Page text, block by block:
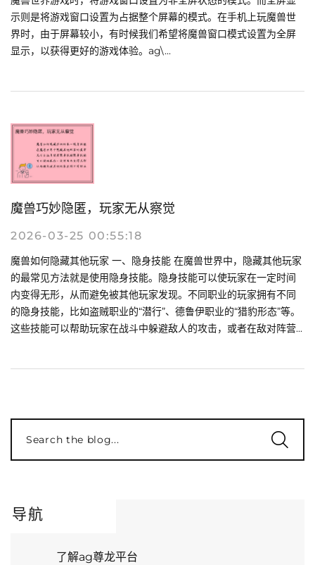
示则是将游戏窗口设置为占据整个屏幕的模式。在手机上玩魔兽世
界时，由于屏幕较小，有时候我们希望将魔兽窗口模式设置为全屏
显示，以获得更好的游戏体验。ag\...
魔兽巧妙隐匿，玩家无从察觉
2026-03-25 00:55:18
魔兽如何隐藏其他玩家 一、隐身技能 在魔兽世界中，隐藏其他玩家
的最常见方法就是使用隐身技能。隐身技能可以使玩家在一定时间
内变得无形，从而避免被其他玩家发现。不同职业的玩家拥有不同
的隐身技能，比如盗贼职业的“潜行”、德鲁伊职业的“猎豹形态”等。
这些技能可以帮助玩家在战斗中躲避敌人的攻击，或者在敌对阵营...
Search the blog...
导航
了解ag尊龙平台